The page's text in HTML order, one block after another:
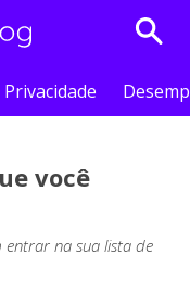
Privacidade
você
entrar na sua lista de